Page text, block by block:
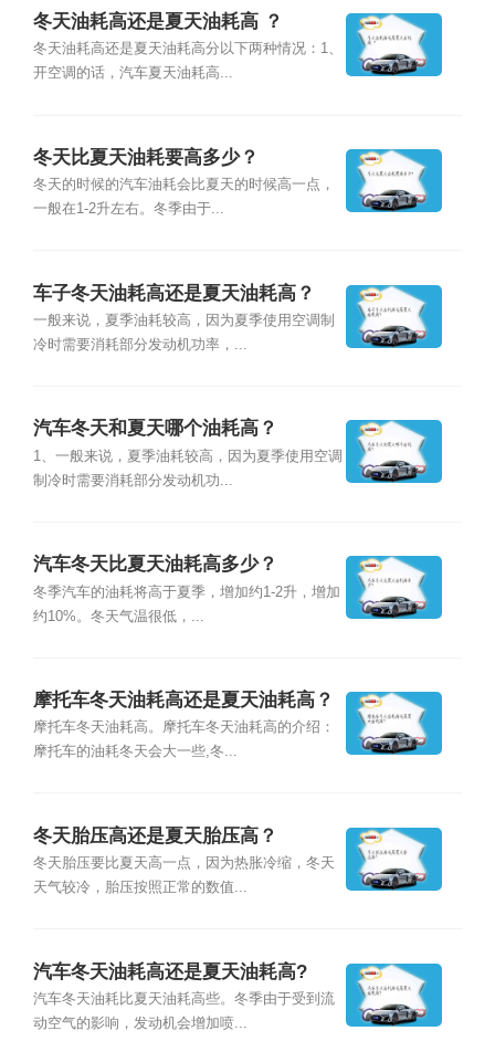
冬天油耗高还是夏天油耗高 ？
冬天油耗高还是夏天油耗高分以下两种情况：1、
开空调的话，汽车夏天油耗高...
冬天比夏天油耗要高多少？
冬天的时候的汽车油耗会比夏天的时候高一点，
一般在1-2升左右。冬季由于...
车子冬天油耗高还是夏天油耗高？
一般来说，夏季油耗较高，因为夏季使用空调制
冷时需要消耗部分发动机功率，...
汽车冬天和夏天哪个油耗高？
1、一般来说，夏季油耗较高，因为夏季使用空调
制冷时需要消耗部分发动机功...
汽车冬天比夏天油耗高多少？
冬季汽车的油耗将高于夏季，增加约1-2升，增加
约10%。冬天气温很低，...
摩托车冬天油耗高还是夏天油耗高？
摩托车冬天油耗高。摩托车冬天油耗高的介绍：
摩托车的油耗冬天会大一些,冬...
冬天胎压高还是夏天胎压高？
冬天胎压要比夏天高一点，因为热胀冷缩，冬天
天气较冷，胎压按照正常的数值...
汽车冬天油耗高还是夏天油耗高?
汽车冬天油耗比夏天油耗高些。冬季由于受到流
动空气的影响，发动机会增加喷...